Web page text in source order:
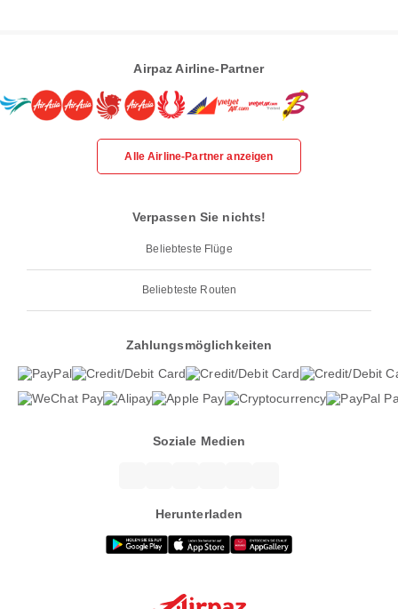
Airpaz Airline-Partner
Alle Airline-Partner anzeigen
Verpassen Sie nichts!
Beliebteste Flüge
Beliebteste Routen
Zahlungsmöglichkeiten
Soziale Medien
Herunterladen